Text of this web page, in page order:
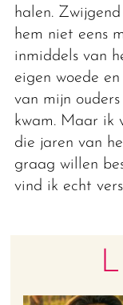
halen.
hem niet eens
inmiddels van
eigen woede
van mijn
kwam. Maar ik
die jaren van
graag willen
vind ik echt